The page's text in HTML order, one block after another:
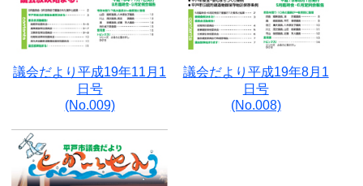
議会だより平成19年11月1
日号
(No.009)
議会だより平成19年8月1
日号
(No.008)